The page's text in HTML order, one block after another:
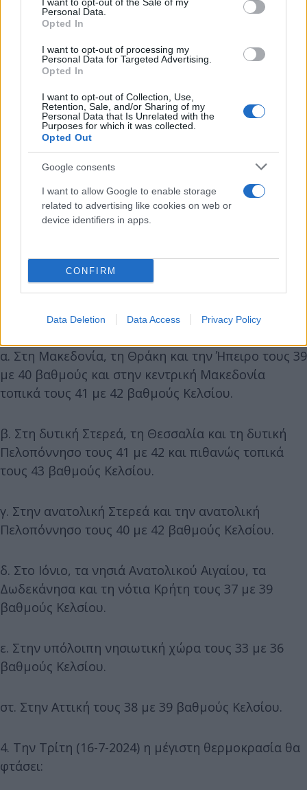
Personal Data.
Opted In
I want to opt-out of processing my
Personal Data for Targeted Advertising.
Opted In
I want to opt-out of Collection, Use,
Retention, Sale, and/or Sharing of my
Personal Data that Is Unrelated with the
Purposes for which it was collected.
Opted Out
Google consents
I want to allow Google to enable storage
related to advertising like cookies on web or
device identifiers in apps.
CONFIRM
Data Deletion Data Access Privacy Policy
Πελοπόννησο τους 40 και τοπικά τους 41 βαθμούς
Κελσίου.
δ. Στο Ιόνιο, τα νησιά Ανατολικού Αιγαίου, τα
Δωδεκάνησα και τη νότια Κρήτη τους 37 με 39
βαθμούς Κελσίου.
ε. Στην υπόλοιπη νησιωτική χώρα τους 34 με 36
βαθμούς Κελσίου.
στ. Στην Αττική τους 38 με 39 βαθμούς Κελσίου.
3. Τη Δευτέρα (15-7-2024) η μέγιστη θερμοκρασία
θα φτάσει:
α. Στη Μακεδονία, τη Θράκη και την Ήπειρο τους 39
με 40 βαθμούς και στην κεντρική Μακεδονία
τοπικά τους 41 με 42 βαθμούς Κελσίου.
β. Στη δυτική Στερεά, τη Θεσσαλία και τη δυτική
Πελοπόννησο τους 41 με 42 και πιθανώς τοπικά
τους 43 βαθμούς Κελσίου.
γ. Στην ανατολική Στερεά και την ανατολική
Πελοπόννησο τους 40 με 42 βαθμούς Κελσίου.
δ. Στο Ιόνιο, τα νησιά Ανατολικού Αιγαίου, τα
Δωδεκάνησα και τη νότια Κρήτη τους 37 με 39
βαθμούς Κελσίου.
ε. Στην υπόλοιπη νησιωτική χώρα τους 33 με 36
βαθμούς Κελσίου.
στ. Στην Αττική τους 38 με 39 βαθμούς Κελσίου.
4. Την Τρίτη (16-7-2024) η μέγιστη θερμοκρασία θα
φτάσει: